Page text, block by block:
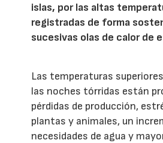
islas, por las altas
registradas de forma
sucesivas olas de calor de
Las temperaturas
las noches tórridas están
pérdidas de producción,
plantas y animales, un
necesidades de agua y